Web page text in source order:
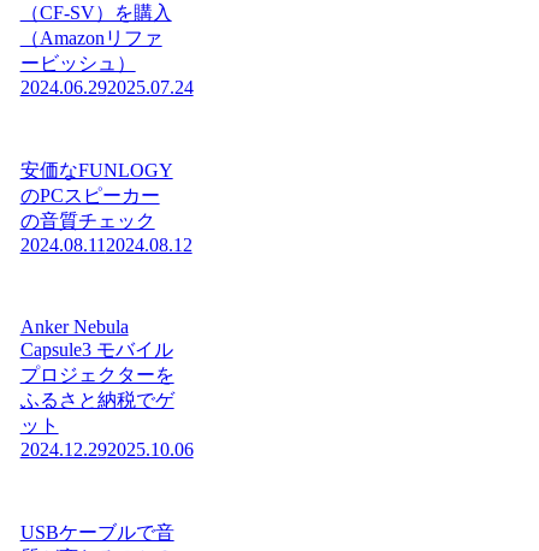
（CF-SV）を購入
（Amazonリファ
ービッシュ）
2024.06.292025.07.24
安価なFUNLOGY
のPCスピーカー
の音質チェック
2024.08.112024.08.12
Anker Nebula
Capsule3 モバイル
プロジェクターを
ふるさと納税でゲ
ット
2024.12.292025.10.06
USBケーブルで音